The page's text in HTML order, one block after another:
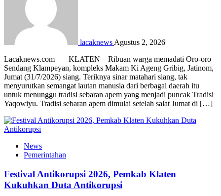
lacaknews Agustus 2, 2026
Lacaknews.com — KLATEN – Ribuan warga memadati Oro-oro
Sendang Klampeyan, kompleks Makam Ki Ageng Gribig, Jatinom,
Jumat (31/7/2026) siang. Teriknya sinar matahari siang, tak
menyurutkan semangat lautan manusia dari berbagai daerah itu
untuk menunggu tradisi sebaran apem yang menjadi puncak Tradisi
Yaqowiyu. Tradisi sebaran apem dimulai setelah salat Jumat di […]
News
Pemerintahan
Festival Antikorupsi 2026, Pemkab Klaten
Kukuhkan Duta Antikorupsi